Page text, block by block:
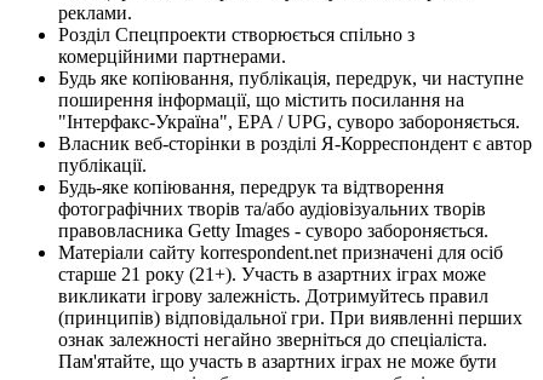
реклами.
Розділ Спецпроекти створюється спільно з
комерційними партнерами.
Будь яке копіювання, публікація, передрук, чи наступне
поширення інформації, що містить посилання на
"Інтерфакс-Україна", EPA / UPG, суворо забороняється.
Власник веб-сторінки в розділі Я-Корреспондент є автор
публікації.
Будь-яке копіювання, передрук та відтворення
фотографічних творів та/або аудіовізуальних творів
правовласника Getty Images - суворо забороняється.
Матеріали сайту korrespondent.net призначені для осіб
старше 21 року (21+). Участь в азартних іграх може
викликати ігрову залежність. Дотримуйтесь правил
(принципів) відповідальної гри. При виявленні перших
ознак залежності негайно зверніться до спеціаліста.
Пам'ятайте, що участь в азартних іграх не може бути